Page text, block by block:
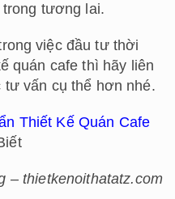
trong tương lai.
việc đầu tư thời
quán cafe thì hãy liên
vấn cụ thể hơn nhé.
Thiết Kế Quán Cafe
– thietkenoithatatz.com